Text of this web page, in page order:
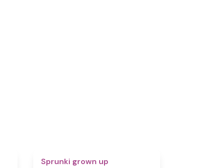
Sprunki grown up